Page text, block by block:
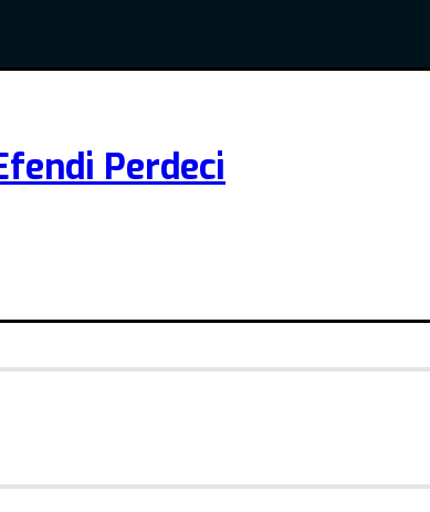
Perdeci